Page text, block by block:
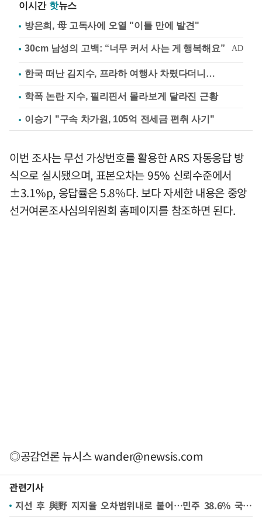
이시간 핫뉴스
방은희, 母 고독사에 오열 "이틀 만에 발견"
한국 떠난 김지수, 프라하 여행사 차렸다더니…
학폭 논란 지수, 필리핀서 몰라보게 달라진 근황
이승기 "구속 차가원, 105억 전세금 편취 사기"
이번 조사는 무선 가상번호를 활용한 ARS 자동응답 방
식으로 실시됐으며, 표본오차는 95% 신뢰수준에서
±3.1%p, 응답률은 5.8%다. 보다 자세한 내용은 중앙
선거여론조사심의위원회 홈페이지를 참조하면 된다.
◎공감언론 뉴시스wander@newsis.com
관련기사
지선 후 與野 지지율 오차범위내로 붙어…민주 38.6% 국힘 38.1%